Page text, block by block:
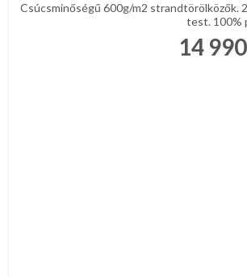
Csúcsminőségű 600g/m2 strandtörölközők.
test. 100%
14 990